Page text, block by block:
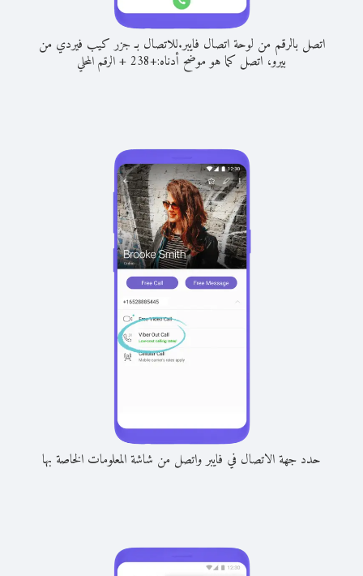
اتصل بالرقم من لوحة اتصال فايبر.للاتصال بـ جزر كيب فيردي من
بيرو، اتصل كما هو موضح أدناه:+
238
+الرقم المحلي
حدد جهة الاتصال في فايبر واتصل من شاشة المعلومات الخاصة بها